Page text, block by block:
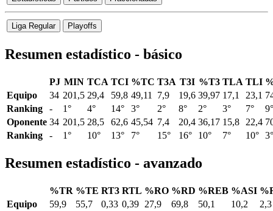
Liga Regular Playoffs
Resumen estadístico - básico
PJ MIN TCA TCI %TC T3A T3I %T3 TLA TLI
Equipo
34 201,5 29,4 59,8 49,11 7,9 19,6 39,97 17,1 23,1
Ranking
- 1° 4° 14° 3° 2° 8° 2° 3° 7°
9°
Oponente 34 201,5 28,5 62,6 45,54 7,4 20,4 36,17 15,8 22,4
Ranking
- 1° 10° 13° 7° 15° 16° 10° 7° 10° 3°
Resumen estadístico - avanzado
%TR %TE RT3 RTL %RO %RD %REB %ASI
Equipo
59,9 55,7 0,33 0,39 27,9 69,8 50,1 10,2
2,3